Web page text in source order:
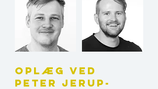
Oplæg ved
Peter Jerup-